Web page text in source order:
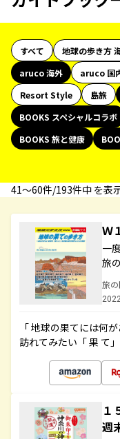
すべて 地球の歩き方
aruco 海外
aruco 国
Resort Style
島旅
BOOKS スペシャルコラボ
BOOKS 旅と健康
41〜60件/193件中 を表
Ｗ
一
旅
旅
「 地球の果てには何
訪れてみたい「 果 て
１
週